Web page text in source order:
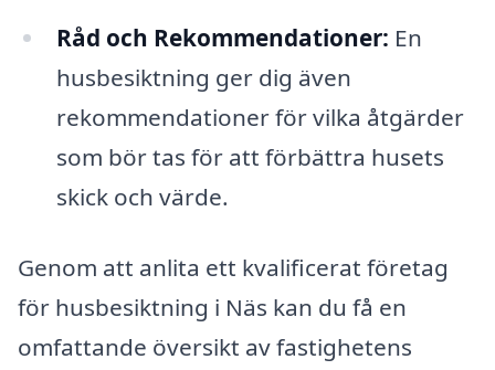
Råd och Rekommendationer: En
husbesiktning ger dig även
rekommendationer för vilka åtgärder
som bör tas för att förbättra husets
skick och värde.
Genom att anlita ett kvalificerat företag
för husbesiktning i Näs kan du få en
omfattande översikt av fastighetens